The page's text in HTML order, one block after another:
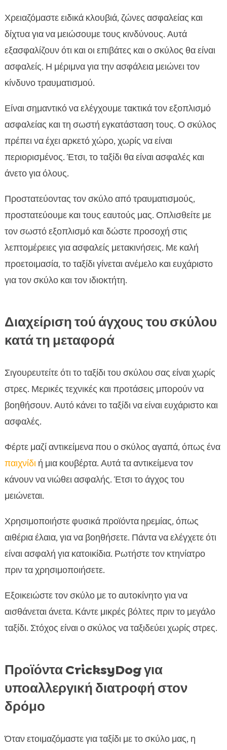
Χρειαζόμαστε ειδικά κλουβιά, ζώνες ασφαλείας και
δίχτυα για να μειώσουμε τους κινδύνους. Αυτά
εξασφαλίζουν ότι και οι επιβάτες και ο σκύλος θα είναι
ασφαλείς. Η μέριμνα για την ασφάλεια μειώνει τον
κίνδυνο τραυματισμού.
Είναι σημαντικό να ελέγχουμε τακτικά τον εξοπλισμό
ασφαλείας και τη σωστή εγκατάσταση τους. Ο σκύλος
πρέπει να έχει αρκετό χώρο, χωρίς να είναι
περιορισμένος. Έτσι, το ταξίδι θα είναι ασφαλές και
άνετο για όλους.
Προστατεύοντας τον σκύλο από τραυματισμούς,
προστατεύουμε και τους εαυτούς μας. Οπλισθείτε με
τον σωστό εξοπλισμό και δώστε προσοχή στις
λεπτομέρειες για ασφαλείς μετακινήσεις. Με καλή
προετοιμασία, το ταξίδι γίνεται ανέμελο και ευχάριστο
για τον σκύλο και τον ιδιοκτήτη.
Διαχείριση τού άγχους του σκύλου
κατά τη μεταφορά
Σιγουρευτείτε ότι το ταξίδι του σκύλου σας είναι χωρίς
στρες. Μερικές τεχνικές και προτάσεις μπορούν να
βοηθήσουν. Αυτό κάνει το ταξίδι να είναι ευχάριστο και
ασφαλές.
Φέρτε μαζί αντικείμενα που ο σκύλος αγαπά, όπως ένα
παιχνίδιή μια κουβέρτα. Αυτά τα αντικείμενα τον
κάνουν να νιώθει ασφαλής. Έτσι το άγχος του
μειώνεται.
Χρησιμοποιήστε φυσικά προϊόντα ηρεμίας, όπως
αιθέρια έλαια, για να βοηθήσετε. Πάντα να ελέγχετε ότι
είναι ασφαλή για κατοικίδια. Ρωτήστε τον κτηνίατρο
πριν τα χρησιμοποιήσετε.
Εξοικειώστε τον σκύλο με το αυτοκίνητο για να
αισθάνεται άνετα. Κάντε μικρές βόλτες πριν το μεγάλο
ταξίδι. Στόχος είναι ο σκύλος να ταξιδεύει χωρίς στρες.
Προϊόντα CricksyDog για
υποαλλεργική διατροφή στον
δρόμο
Όταν ετοιμαζόμαστε για ταξίδι με το σκύλο μας, η